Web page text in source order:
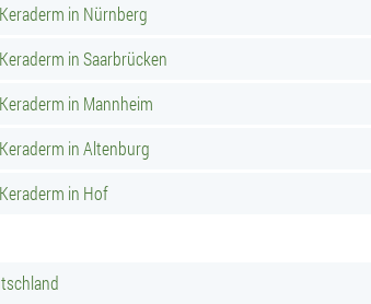
Keraderm in Nürnberg
Keraderm in Saarbrücken
Keraderm in Mannheim
Keraderm in Altenburg
Keraderm in Hof